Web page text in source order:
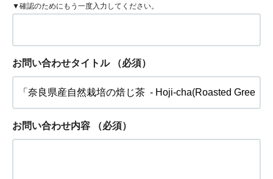
▼確認のためにもう一度入力してください。
お問い合わせタイトル （必須）
お問い合わせ内容 （必須）